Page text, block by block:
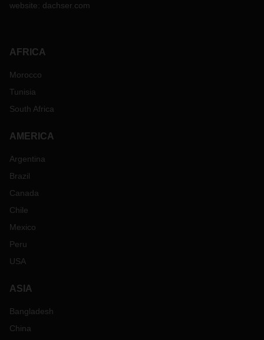
website: dachser.com
AFRICA
Morocco
Tunisia
South Africa
AMERICA
Argentina
Brazil
Canada
Chile
Mexico
Peru
USA
ASIA
Bangladesh
China